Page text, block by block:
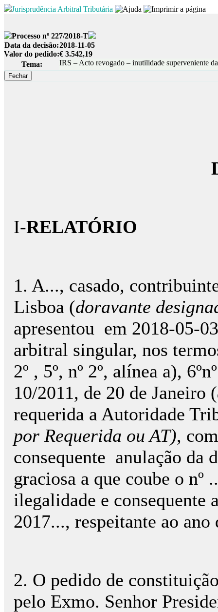
Jurisprudência Arbitral Tributária
Processo nº 227/2018-T
Data da decisão:2018-11-05
Valor do pedido:€ 3.542,19
Tema:
IRS – Acto revogado – inutilidade superveniente
I-RELATÓRIO
1. A..., casado,
Lisboa (doravante
apresentou em 2018-05-
arbitral singular, nos
2º , 5º, nº 2º, alínea a),
10/2011, de 20 de Janeiro (
requerida a Autoridade
por Requerida ou AT),
consequente anulação da
graciosa a que coube o nº
ilegalidade e consequente
2017..., respeitante ao ano
2. O pedido de
pelo Exmo. Senhor